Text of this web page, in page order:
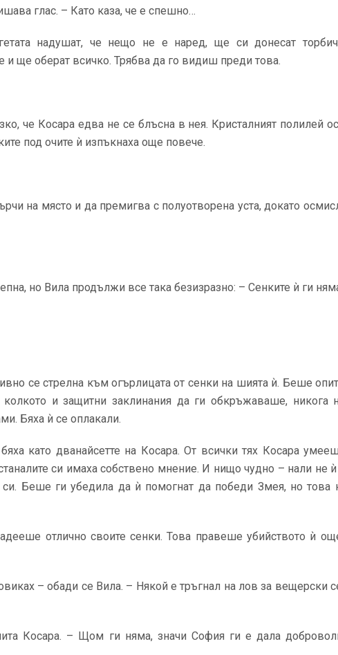
глас. – Като каза, че е спешно…
надушат, че нещо не е наред, ще си донесат
и ще оберат всичко. Трябва да го видиш преди това.
че Косара едва не се блъсна в нея. Кристалният полилей
под очите ѝ изпъкнаха още повече.
на място и да премигва с полуотворена уста, докато
но Вила продължи все така безизразно: – Сенките ѝ ги
се стрелна към огърлицата от сенки на шията ѝ. Беше
и защитни заклинания да ги обкръжаваше, никога
Бяха ѝ се оплакали.
като дванайсетте на Косара. От всички тях Косара
си имаха собствено мнение. И нищо чудно – нали не
си. Беше ги убедила да ѝ помогнат да победи Змея, но това
отлично своите сенки. Това правеше убийството ѝ
– обади се Вила. – Някой е тръгнал на лов за вещерски
Косара. – Щом ги няма, значи София ги е дала